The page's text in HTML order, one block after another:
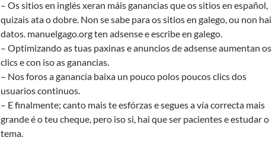
– Os sitios en inglés xeran máis ganancias que os sitios en español,
quizais ata o dobre. Non se sabe para os sitios en galego, ou non hai
datos. manuelgago.org ten adsense e escribe en galego.
– Optimizando as tuas paxinas e anuncios de adsense aumentan os
clics e con iso as ganancias.
– Nos foros a ganancia baixa un pouco polos poucos clics dos
usuarios continuos.
– E finalmente; canto mais te esfórzas e segues a vía correcta mais
grande é o teu cheque, pero iso si, hai que ser pacientes e estudar o
tema.